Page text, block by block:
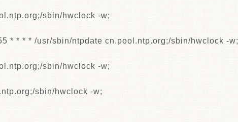
sbin/hwclock -w;
* * * * /usr/sbin/ntpdate cn.pool.ntp.org;/sbin/hwclock -w;
sbin/hwclock -w;
sbin/hwclock -w;